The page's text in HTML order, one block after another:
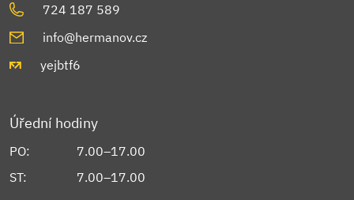
724 187 589
info@hermanov.cz
yejbtf6
Úřední hodiny
PO:
7.00–17.00
ST:
7.00–17.00